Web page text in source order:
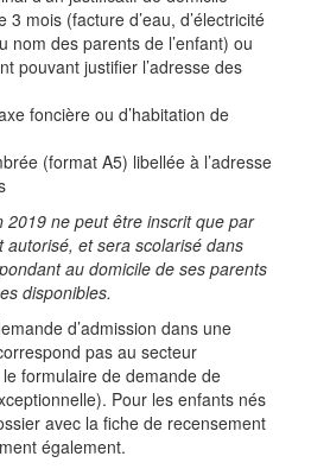
3 mois (facture d’eau, d’électricité
nom des parents de l’enfant) ou
pouvant justifier l’adresse des
foncière ou d’habitation de
(format A5) libellée à l’adresse
2019 ne peut être inscrit que par
et sera scolarisé dans
au domicile de ses parents
disponibles.
d’admission dans une
pas au secteur
formulaire de demande de
Pour les enfants nés
avec la fiche de recensement
également.